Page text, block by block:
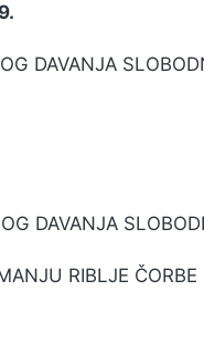
DAVANJA
DAVANJA
RIBLJE ČORBE